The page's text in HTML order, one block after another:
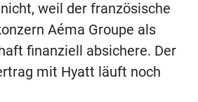
weil der französische
Aéma Groupe als
finanziell absichere. Der
mit Hyatt läuft noch